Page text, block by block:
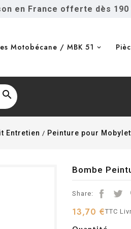
en France offerte dès 190
Motobécane / MBK 51

Entretien Peinture pour
Bombe
Share:
13,70 €TTC